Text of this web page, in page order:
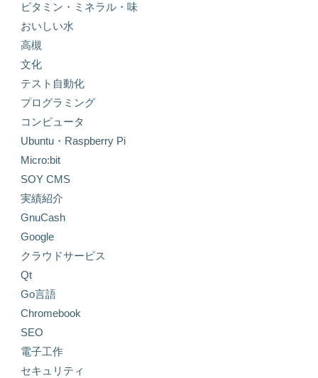
ビタミン・ミネラル・味
おいしい水
高槻
文化
テスト自動化
プログラミング
コンピュータ
Ubuntu・Raspberry Pi
Micro:bit
SOY CMS
実績紹介
GnuCash
Google
クラウドサービス
Qt
Go言語
Chromebook
SEO
電子工作
セキュリティ